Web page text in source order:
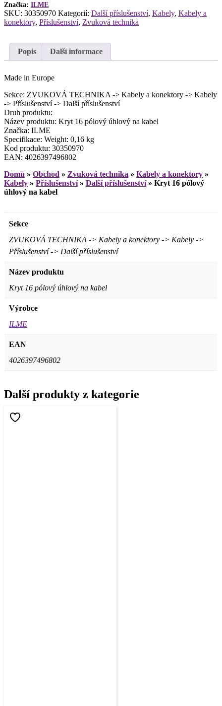
Značka: ILME
SKU: 30350970 Kategorií: Další příslušenství, Kabely, Kabely a
konektory, Příslušenství, Zvuková technika
Popis Další informace
Made in Europe
Sekce: ZVUKOVÁ TECHNIKA -> Kabely a konektory -> Kabely
-> Příslušenství -> Další příslušenství
Druh produktu:
Název produktu: Kryt 16 pólový úhlový na kabel
Značka: ILME
Specifikace: Weight: 0,16 kg
Kod produktu: 30350970
EAN: 4026397496802
Domů » Obchod » Zvuková technika » Kabely a konektory »
Kabely » Příslušenství» Další příslušenství» Kryt 16 pólový
úhlový na kabel
Sekce
ZVUKOVÁ TECHNIKA -> Kabely a konektory -> Kabely ->
Příslušenství -> Další příslušenství
Název produktu
Kryt 16 pólový úhlový na kabel
Výrobce
ILME
EAN
4026397496802
Další produkty z kategorie